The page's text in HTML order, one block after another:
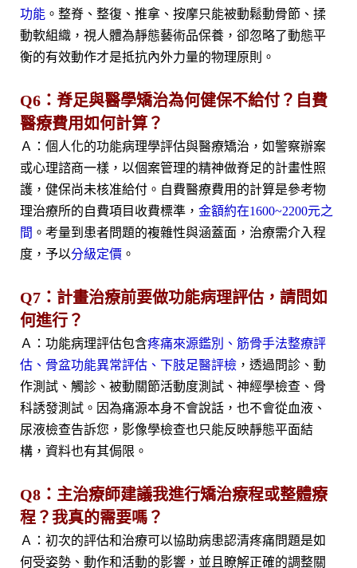
功能 。整脊、整復、推拿、按摩只能被動鬆動骨節、揉
動軟組織，視人體為靜態藝術品保養，卻忽略了動態平
衡的有效動作才是抵抗內外力量的物理原則。
Q6：脊足與醫學矯治為何健保不給付？自費
醫療費用如何計算？
Ａ：個人化的功能病理學評估與醫療矯治，如警察辦案
或心理諮商一樣，以個案管理的精神做脊足的計畫性照
護，健保尚未核准給付。自費醫療費用的計算是參考物
理治療所的自費項目收費標準， 金額約在1600~2200元之
間 。考量到患者問題的複雜性與涵蓋面，治療需介入程
度，予以分級定價 。
Q7：計畫治療前要做功能病理評估，請問如
何進行？
Ａ：功能病理評估包含疼痛來源鑑別、筋骨手法整療評
估、骨盆功能異常評估、下肢足醫評檢 ，透過問診、動
作測試、觸診、被動關節活動度測試、神經學檢查、骨
科誘發測試。因為痛源本身不會說話，也不會從血液、
尿液檢查告訴您，影像學檢查也只能反映靜態平面結
構，資料也有其侷限。
Q8：主治療師建議我進行矯治療程或整體療
程？我真的需要嗎？
Ａ：初次的評估和治療可以協助病患認清疼痛問題是如
何受姿勢、動作和活動的影響，並且瞭解正確的調整關